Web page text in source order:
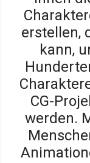
erstellen,
kann,
CG-
werden.